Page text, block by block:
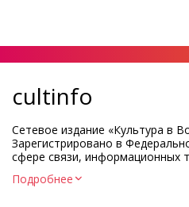
cultinfo
Сетевое издание «Культура в
Зарегистрировано в
сфере связи, информационных
Регистрационный номер и дата
Подробнее